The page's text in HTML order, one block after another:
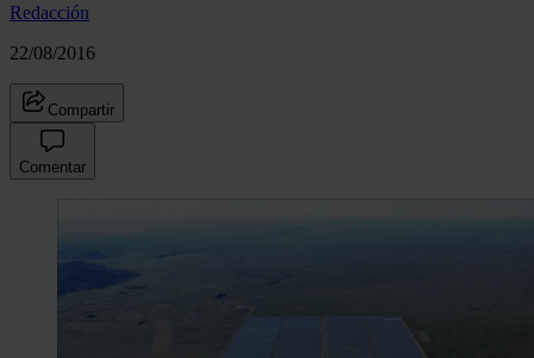
Redacción
22/08/2016
Compartir
Comentar